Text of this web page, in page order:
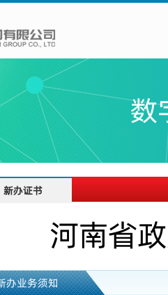
数
新办证书
河南省
办业务须知